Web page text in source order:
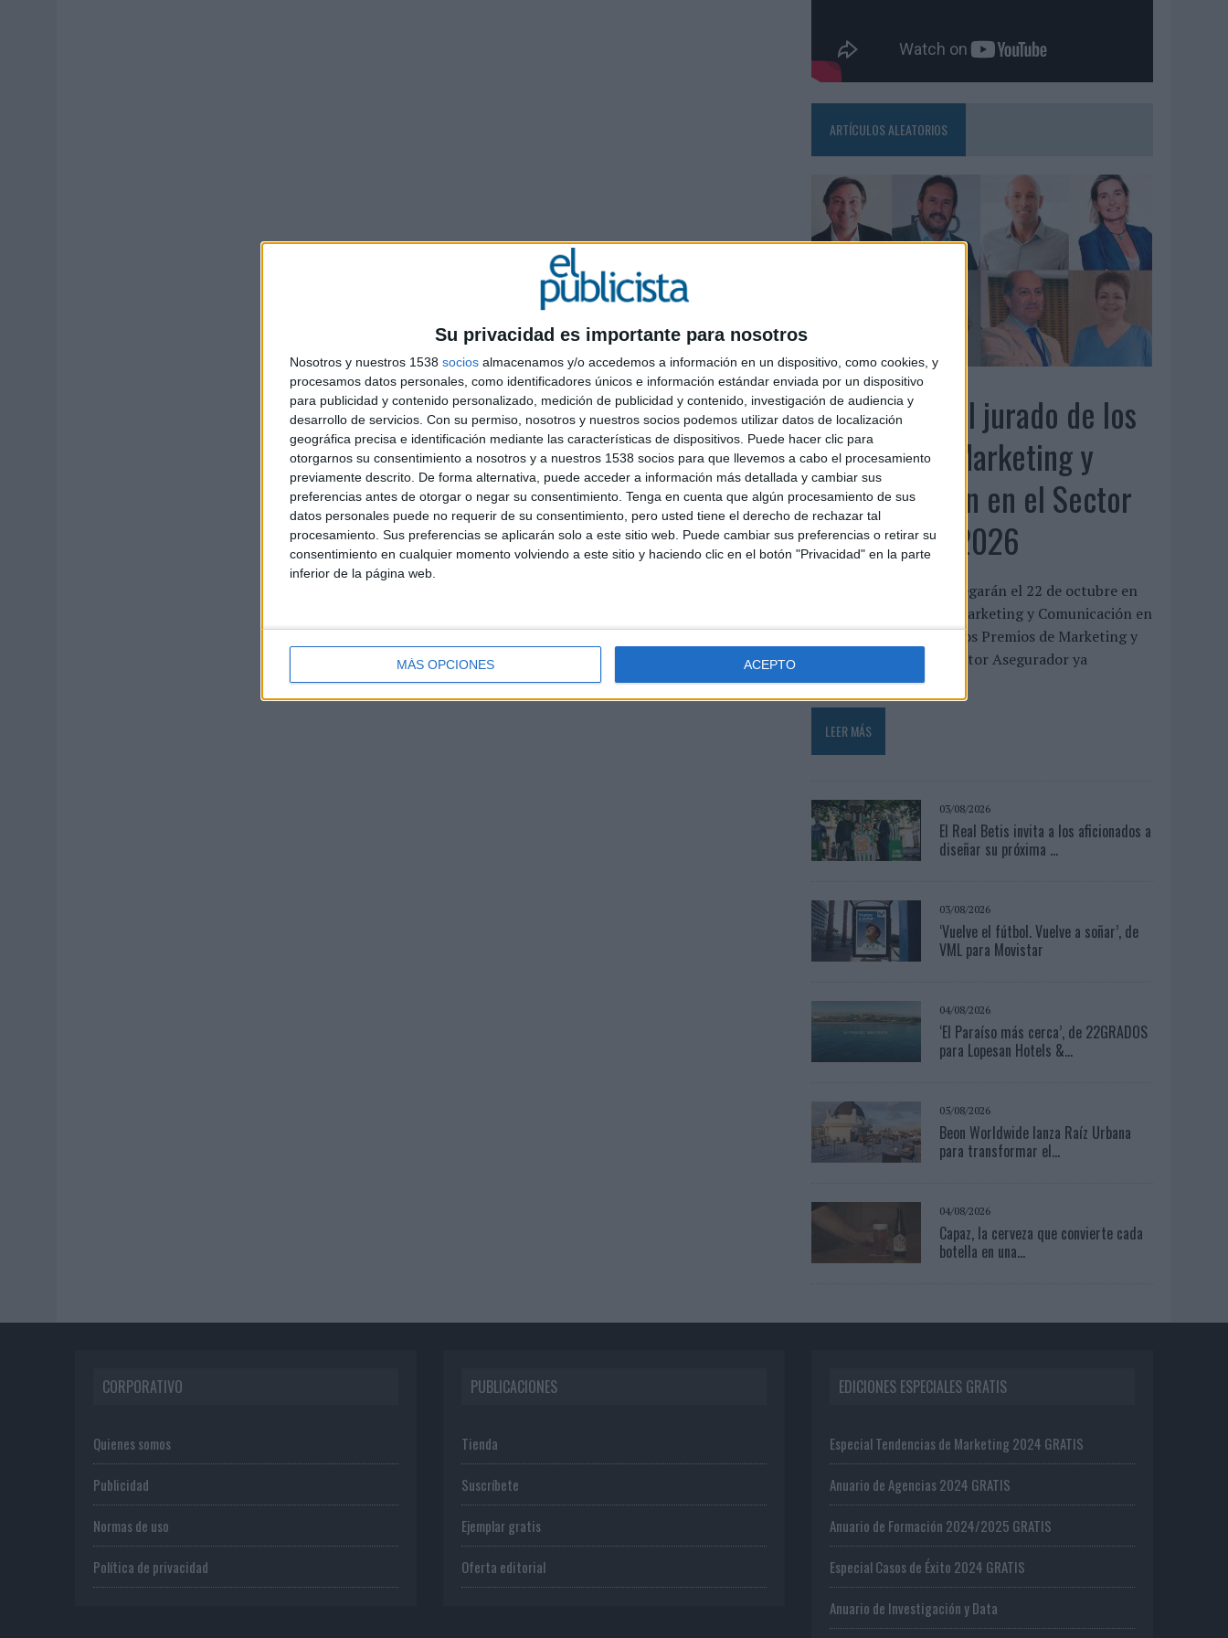
Su privacidad es importante para nosotros
Nosotros y nuestros 1538 socios almacenamos y/o accedemos a información en un dispositivo, como cookies, y
procesamos datos personales, como identificadores únicos e información estándar enviada por un dispositivo
para publicidad y contenido personalizado, medición de publicidad y contenido, investigación de audiencia y
desarrollo de servicios. Con su permiso, nosotros y nuestros socios podemos utilizar datos de localización
geográfica precisa e identificación mediante las características de dispositivos. Puede hacer clic para
otorgarnos su consentimiento a nosotros y a nuestros 1538 socios para que llevemos a cabo el procesamiento
previamente descrito. De forma alternativa, puede acceder a información más detallada y cambiar sus
preferencias antes de otorgar o negar su consentimiento. Tenga en cuenta que algún procesamiento de sus
datos personales puede no requerir de su consentimiento, pero usted tiene el derecho de rechazar tal
procesamiento. Sus preferencias se aplicarán solo a este sitio web. Puede cambiar sus preferencias o retirar su
consentimiento en cualquier momento volviendo a este sitio y haciendo clic en el botón "Privacidad" en la parte
inferior de la página web.
MÁS OPCIONES ACEPTO
ARTÍCULOS ALEATORIOS
03/08/2026
Presentado el jurado de los
Premios de Marketing y
Comunicación en el Sector
Asegurador 2026
Los galardones se entregarán el 22 de octubre en
el XXII Encuentro de Marketing y Comunicación en
el Sector Asegurador Los Premios de Marketing y
Comunicación en el Sector Asegurador ya
cuentan...
LEER MÁS
03/08/2026
El Real Betis invita a los aficionados a
diseñar su próxima ...
03/08/2026
‘Vuelve el fútbol. Vuelve a soñar’, de
VML para Movistar
04/08/2026
‘El Paraíso más cerca’, de 22GRADOS
para Lopesan Hotels &...
05/08/2026
Beon Worldwide lanza Raíz Urbana
para transformar el...
04/08/2026
Capaz, la cerveza que convierte cada
botella en una...
CORPORATIVO
Quienes somos
Publicidad
Normas de uso
Política de privacidad
PUBLICACIONES
Tienda
Suscríbete
Ejemplar gratis
Oferta editorial
EDICIONES ESPECIALES GRATIS
Especial Tendencias de Marketing 2024 GRATIS
Anuario de Agencias 2024 GRATIS
Anuario de Formación 2024/2025 GRATIS
Especial Casos de Éxito 2024 GRATIS
Anuario de Investigación y Data